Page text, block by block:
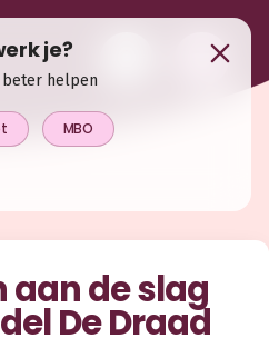
aan de slag
De Draad
je?
beter helpen
MBO